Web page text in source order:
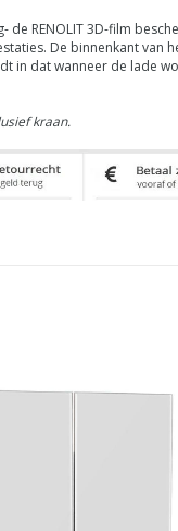
de RENOLIT3D-film
De binnenkant van
in dat wanneer de lade
kraan.